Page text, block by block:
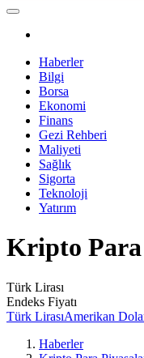
Haberler
Bilgi
Borsa
Ekonomi
Finans
Gezi Rehberi
Maliyeti
Sağlık
Sigorta
Teknoloji
Yatırım
Kripto Para
Türk Lirası
Endeks Fiyatı
Türk LirasıAmerikan
Haberler